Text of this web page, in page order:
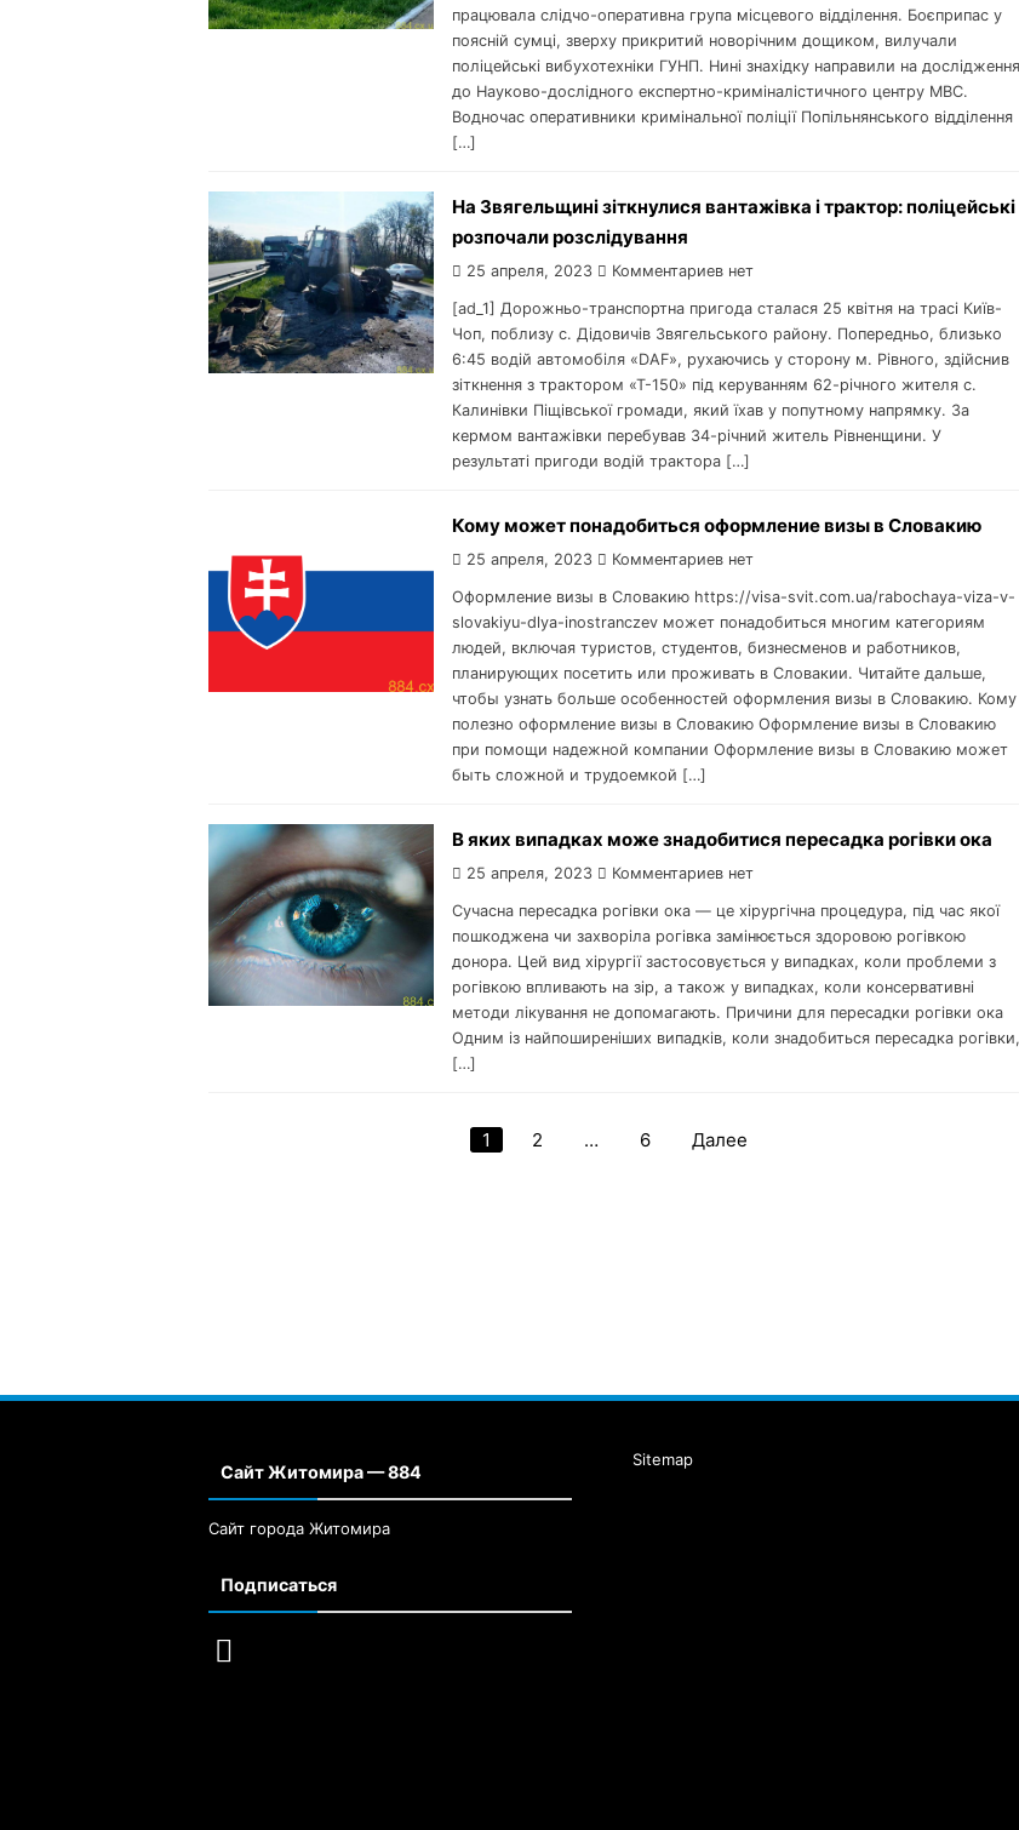
працювала слідчо-оперативна група місцевого відділення. Боєприпас у
поясній сумці, зверху прикритий новорічним дощиком, вилучали
поліцейські вибухотехніки ГУНП. Нині знахідку направили на дослідження
до Науково-дослідного експертно-криміналістичного центру МВС.
Водночас оперативники кримінальної поліції Попільнянського відділення
[…]
На Звягельщині зіткнулися вантажівка і трактор: поліцейські
розпочали розслідування
25 апреля, 2023 Комментариев нет
[ad_1] Дорожньо-транспортна пригода сталася 25 квітня на трасі Київ-
Чоп, поблизу с. Дідовичів Звягельського району. Попередньо, близько
6:45 водій автомобіля «DAF», рухаючись у сторону м. Рівного, здійснив
зіткнення з трактором «Т-150» під керуванням 62-річного жителя с.
Калинівки Піщівської громади, який їхав у попутному напрямку. За
кермом вантажівки перебував 34-річний житель Рівненщини. У
результаті пригоди водій трактора […]
Кому может понадобиться оформление визы в Словакию
25 апреля, 2023 Комментариев нет
Оформление визы в Словакию https://visa-svit.com.ua/rabochaya-viza-v-
slovakiyu-dlya-inostranczev может понадобиться многим категориям
людей, включая туристов, студентов, бизнесменов и работников,
планирующих посетить или проживать в Словакии. Читайте дальше,
чтобы узнать больше особенностей оформления визы в Словакию. Кому
полезно оформление визы в Словакию Оформление визы в Словакию
при помощи надежной компании Оформление визы в Словакию может
быть сложной и трудоемкой […]
В яких випадках може знадобитися пересадка рогівки ока
25 апреля, 2023 Комментариев нет
Сучасна пересадка рогівки ока — це хірургічна процедура, під час якої
пошкоджена чи захворіла рогівка замінюється здоровою рогівкою
донора. Цей вид хірургії застосовується у випадках, коли проблеми з
рогівкою впливають на зір, а також у випадках, коли консервативні
методи лікування не допомагають. Причини для пересадки рогівки ока
Одним із найпоширеніших випадків, коли знадобиться пересадка рогівки,
[…]
Навигация
1 2 … 6 Далее
Сайт Житомира — 884
Сайт города Житомира
Подписаться
Sitemap